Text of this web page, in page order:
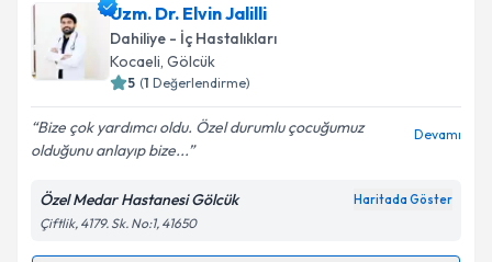
Uzm. Dr. Sevinç Sadıgova
talebi oluşturun. Size bu uzmandan randevu almanız
için bir takvim hazırlandığında e-posta ile
bilgilendireceğiz.
E-posta Adresiniz
Kişisel verilerimin işlenmesine ilişkin
Metni'ni okudum ve kişisel verilerimin belirtilen
Uzm. Dr. Elvin Jalilli
Dahiliye - İç Hastalıkları
Kocaeli, Gölcük
5 (1 Değerlendirme)
Bize çok yardımcı oldu. Özel durumlu çocuğumuz
olduğunu anlayıp bize...
Devamı
Özel Medar Hastanesi Gölcük Haritada Göster
Çiftlik, 4179. Sk. No:1, 41650